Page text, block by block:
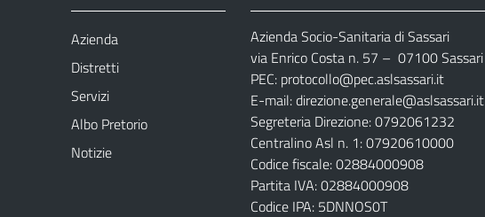
Azienda
Distretti
Servizi
Albo Pretorio
Notizie
Azienda Socio-Sanitaria di Sassari
via Enrico Costa n. 57 – 07100 Sassari
PEC: protocollo@pec.aslsassari.it
E-mail:direzione.generale@aslsassari.it
Segreteria Direzione: 0792061232
Centralino Asl n. 1: 07920610000
Codice fiscale: 02884000908
Partita IVA: 02884000908
Codice IPA: 5DNNOS0T